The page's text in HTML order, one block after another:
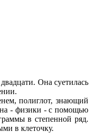
Она суетилась
полиглот, знающий
- физики - с помощью
в степенной ряд.
в клеточку.